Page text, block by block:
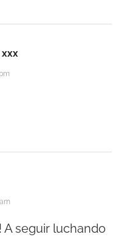
xxx
A seguir luchando